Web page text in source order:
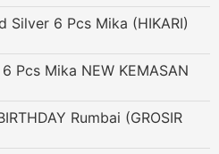
Silver 6 Pcs Mika (HIKARI)
Pcs Mika NEW KEMASAN
Rumbai (GROSIR